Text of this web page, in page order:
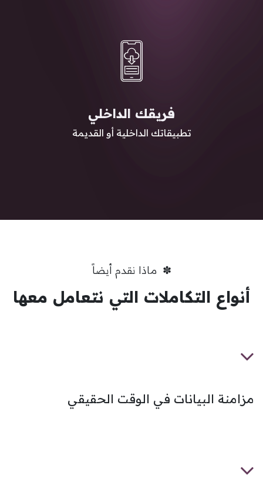
فريقك الداخلي
تطبيقاتك الداخلية أو القديمة
✽ ماذا نقدم أيضاً
أنواع التكاملات التي نتعامل معها
مزامنة البيانات في الوقت الحقيقي